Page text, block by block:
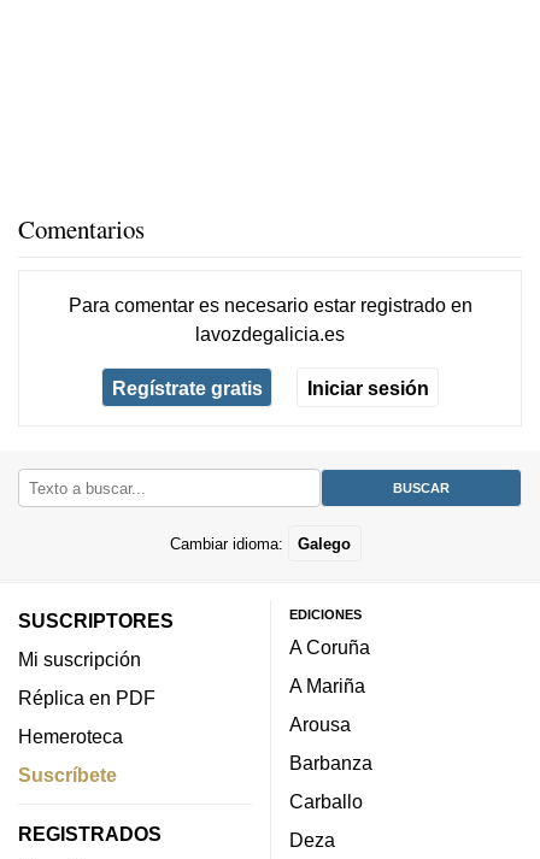
Comentarios
Para comentar es necesario estar registradoen
lavozdegalicia.es
Regístrate gratis Iniciar sesión
Cambiar idioma: Galego
SUSCRIPTORES
Mi suscripción
Réplica en PDF
Hemeroteca
Suscríbete
REGISTRADOS
EDICIONES
A Coruña
A Mariña
Arousa
Barbanza
Carballo
Deza